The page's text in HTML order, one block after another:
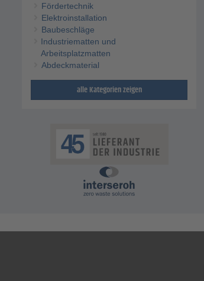
Fördertechnik
Elektroinstallation
Baubeschläge
Industriematten und
Arbeitsplatzmatten
Abdeckmaterial
alle Kategorien zeigen